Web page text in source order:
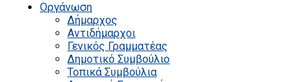
Οργάνωση
Δήμαρχος
Αντιδήμαρχοι
Γενικός Γραμματέας
Δημοτικό Συμβούλιο
Τοπικά Συμβούλια